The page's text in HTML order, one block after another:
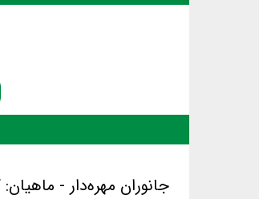
جانوران مهره‌دار -